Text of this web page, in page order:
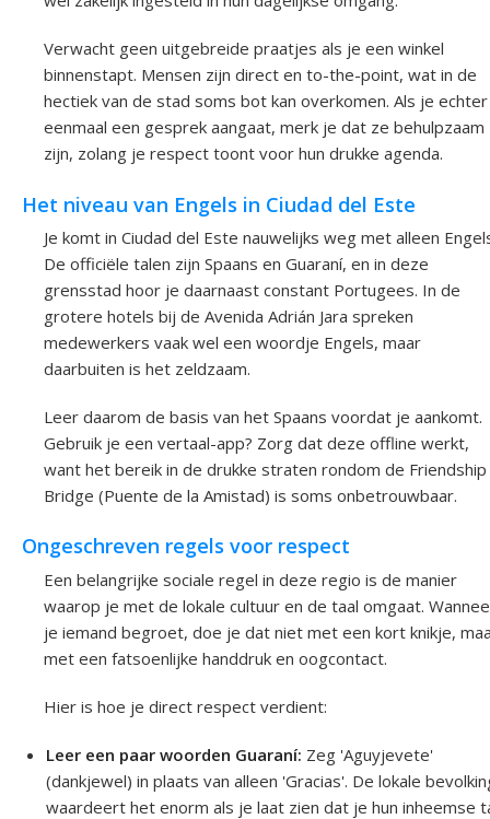
Verwacht geen uitgebreide praatjes als je een winkel
binnenstapt. Mensen zijn direct en to-the-point, wat in de
hectiek van de stad soms bot kan overkomen. Als je echter
eenmaal een gesprek aangaat, merk je dat ze behulpzaam
zijn, zolang je respect toont voor hun drukke agenda.
Het niveau van Engels in Ciudad del Este
Je komt in Ciudad del Este nauwelijks weg met alleen
De officiële talen zijn Spaans en Guaraní, en in deze
grensstad hoor je daarnaast constant Portugees. In de
grotere hotels bij de Avenida Adrián Jara spreken
medewerkers vaak wel een woordje Engels, maar
daarbuiten is het zeldzaam.
Leer daarom de basis van het Spaans voordat je aankomt.
Gebruik je een vertaal-app? Zorg dat deze offline werkt,
want het bereik in de drukke straten rondom de Friendship
Bridge (Puente de la Amistad) is soms onbetrouwbaar.
Ongeschreven regels voor respect
Een belangrijke sociale regel in deze regio is de manier
waarop je met de lokale cultuur en de taal omgaat.
je iemand begroet, doe je dat niet met een kort knikje,
met een fatsoenlijke handdruk en oogcontact.
Hier is hoe je direct respect verdient:
Leer een paar woorden Guaraní: Zeg 'Aguyjevete'
(dankjewel) in plaats van alleen 'Gracias'. De lokale
waardeert het enorm als je laat zien dat je hun inheemse